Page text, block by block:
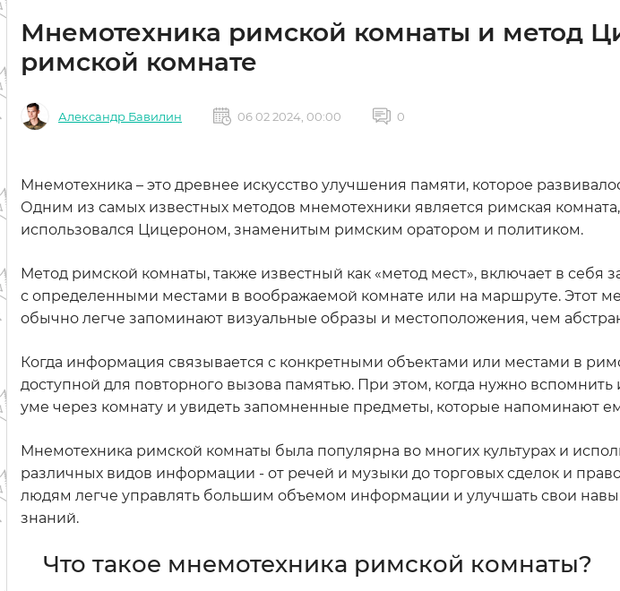
Мнемотехника римской комнаты и метод
римской комнате
Александр Бавилин 06 02 2024, 00:00 0
Мнемотехника – это древнее искусство улучшения памяти, которое
Одним из самых известных методов мнемотехники является римская
использовался Цицероном, знаменитым римским оратором и политиком.
Метод римской комнаты, также известный как «метод мест», включает в
с определенными местами в воображаемой комнате или на маршруте. Этот
обычно легче запоминают визуальные образы и местоположения, чем
Когда информация связывается с конкретными объектами или местами в
доступной для повторного вызова памятью. При этом, когда нужно
уме через комнату и увидеть запомненные предметы, которые напоминают
Мнемотехника римской комнаты была популярна во многих культурах и
различных видов информации - от речей и музыки до торговых сделок и
людям легче управлять большим объемом информации и улучшать свои
знаний.
Что такое мнемотехника римской комнаты?